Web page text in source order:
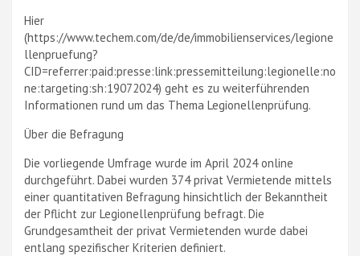
Hier
(https://www.techem.com/de/de/immobilienservices/legione
llenpruefung?
CID=referrer:paid:presse:link:pressemitteilung:legionelle:no
ne:targeting:sh:19072024) geht es zu weiterführenden
Informationen rund um das Thema Legionellenprüfung.
Über die Befragung
Die vorliegende Umfrage wurde im April 2024 online
durchgeführt. Dabei wurden 374 privat Vermietende mittels
einer quantitativen Befragung hinsichtlich der Bekanntheit
der Pflicht zur Legionellenprüfung befragt. Die
Grundgesamtheit der privat Vermietenden wurde dabei
entlang spezifischer Kriterien definiert.